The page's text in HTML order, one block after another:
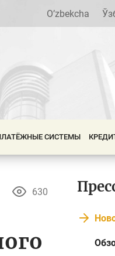
O’zbekcha
СИСТЕМЫ
630